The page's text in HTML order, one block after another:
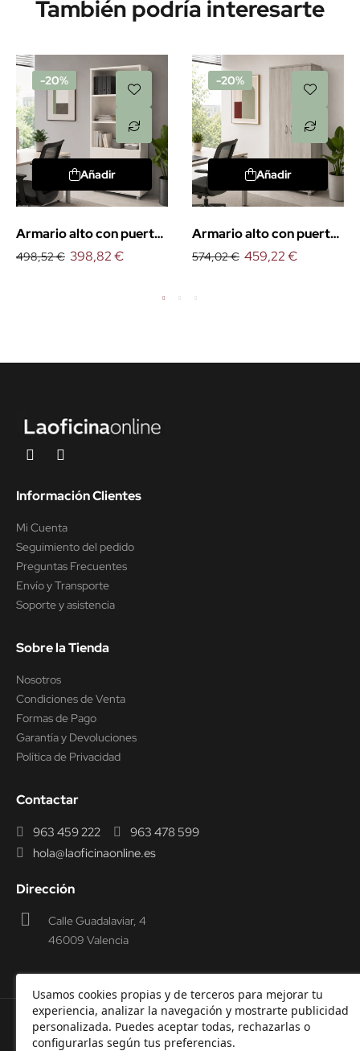
También podría interesarte
-20%
Añadir
Armario alto con puertas
bajas Euro
498,52 € 398,82 €
-20%
Añadir
Armario alto con puertas
y cerradura Euro
574,02 € 459,22 €
Usamos cookies propias y de terceros para mejorar tu
experiencia, analizar la navegación y mostrarte publicidad
personalizada. Puedes aceptar todas, rechazarlas o
configurarlas según tus preferencias.
Información Clientes
Mi Cuenta
Seguimiento del pedido
Preguntas Frecuentes
Envío y Transporte
Soporte y asistencia
Sobre la Tienda
Nosotros
Condiciones de Venta
Formas de Pago
Garantía y Devoluciones
Política de Privacidad
Contactar
963 459 222
963 478 599
hola@laoficinaonline.es
Dirección
Calle Guadalaviar, 4
46009 Valencia
© 2000-2026 Laoficinaonline.SIDEOFFICE, S.L. CIF